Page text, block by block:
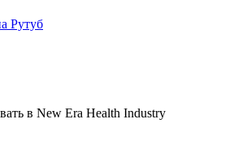
Рутуб
в New Era Health Industry